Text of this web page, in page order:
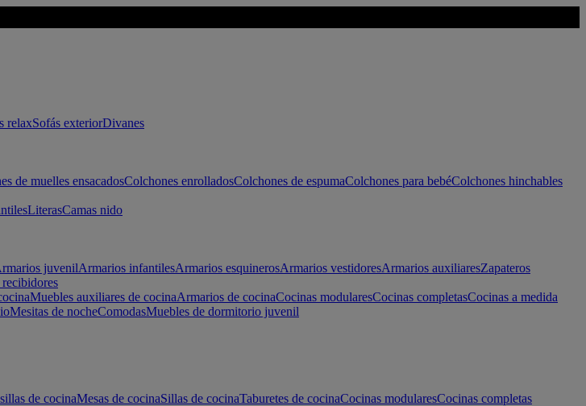
relaxSofás exteriorDivanes
de muelles ensacadosColchones enrolladosColchones de espumaColchones para bebéColchones hinchables
LiterasCamas nido
juvenilArmarios infantilesArmarios esquinerosArmarios vestidoresArmarios auxiliaresZapateros
Muebles auxiliares de cocinaArmarios de cocinaCocinas modularesCocinas completasCocinas a medida
Mesitas de nocheComodasMuebles de dormitorio juvenil
de cocinaMesas de cocinaSillas de cocinaTaburetes de cocinaCocinas modularesCocinas completas